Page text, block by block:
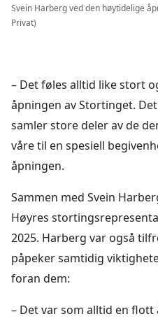
Svein Harberg ved den høytidelige
Privat)
– Det føles alltid like stort
åpningen av Stortinget.
samler store deler av de
våre til en spesiell
åpningen.
Sammen med Svein
Høyres
2025. Harberg var også
påpeker samtidig
foran dem:
– Det var som alltid en